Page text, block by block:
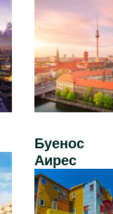
Буенос
Аирес